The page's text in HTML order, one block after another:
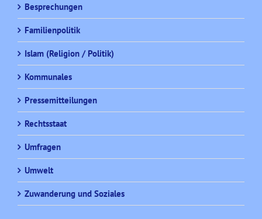
Besprechungen
Familienpolitik
Islam (Religion / Politik)
Kommunales
Pressemitteilungen
Rechtsstaat
Umfragen
Umwelt
Zuwanderung und Soziales